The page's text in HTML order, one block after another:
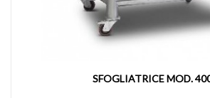
SFOGLIATRICE MOD.